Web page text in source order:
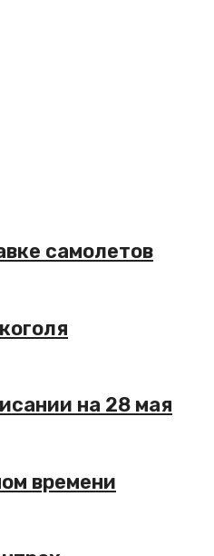
самолетов
на 28 мая
времени